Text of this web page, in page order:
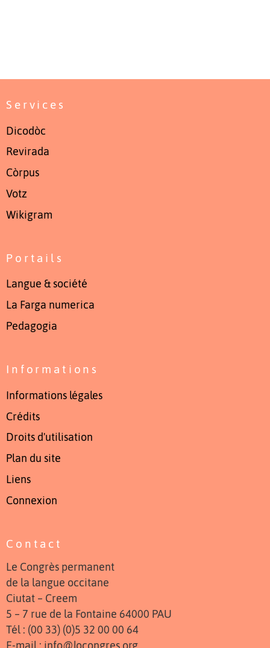
Services
Dicodòc
Revirada
Còrpus
Votz
Wikigram
Portails
Langue & société
La Farga numerica
Pedagogia
Informations
Informations légales
Crédits
Droits d'utilisation
Plan du site
Liens
Connexion
Contact
Le Congrès permanent
de la langue occitane
Ciutat – Creem
5 – 7 rue de la Fontaine 64000 PAU
Tél : (00 33) (0)5 32 00 00 64